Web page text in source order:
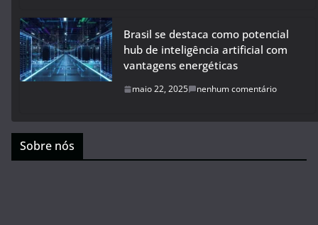
Brasil se destaca como potencial
hub de inteligência artificial com
vantagens energéticas
maio 22, 2025 nenhum comentário
Sobre nós